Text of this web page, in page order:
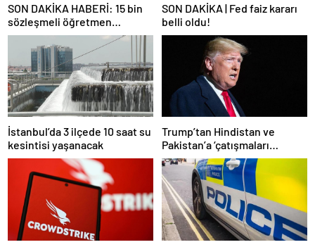
SON DAKİKA HABERİ: 15 bin
sözleşmeli öğretmen
atamasında sözlü sınava hak
kazanan adaylar açıklandı
SON DAKİKA | Fed faiz kararı
belli oldu!
İstanbul’da 3 ilçede 10 saat su
kesintisi yaşanacak
Trump’tan Hindistan ve
Pakistan’a ‘çatışmaları
durdurun’ çağrısı